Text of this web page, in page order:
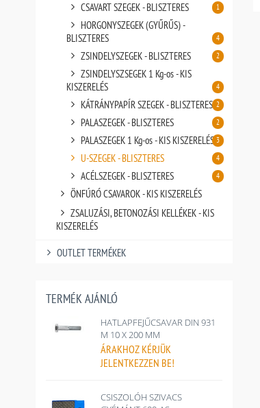
CSAVART SZEGEK - BLISZTERES 1
HORGONYSZEGEK (GYŰRŰS) -
BLISZTERES
4
ZSINDELYSZEGEK - BLISZTERES 2
ZSINDELYSZSEGEK 1 Kg-os - KIS
KISZERELÉS
4
KÁTRÁNYPAPÍR SZEGEK - BLISZTERES 2
PALASZEGEK - BLISZTERES 2
PALASZEGEK 1 Kg-os - KIS KISZERELÉS 3
U-SZEGEK - BLISZTERES 4
ACÉLSZEGEK - BLISZTERES 4
ÖNFÚRÓ CSAVAROK - KIS KISZERELÉS
ZSALUZÁSI, BETONOZÁSI KELLÉKEK - KIS
KISZERELÉS
OUTLET TERMÉKEK
TERMÉK AJÁNLÓ
HATLAPFEJŰCSAVAR DIN 931
M 10 X 200 MM
ÁRAKHOZ KÉRJÜK
JELENTKEZZEN BE!
CSISZOLÓH SZIVACS